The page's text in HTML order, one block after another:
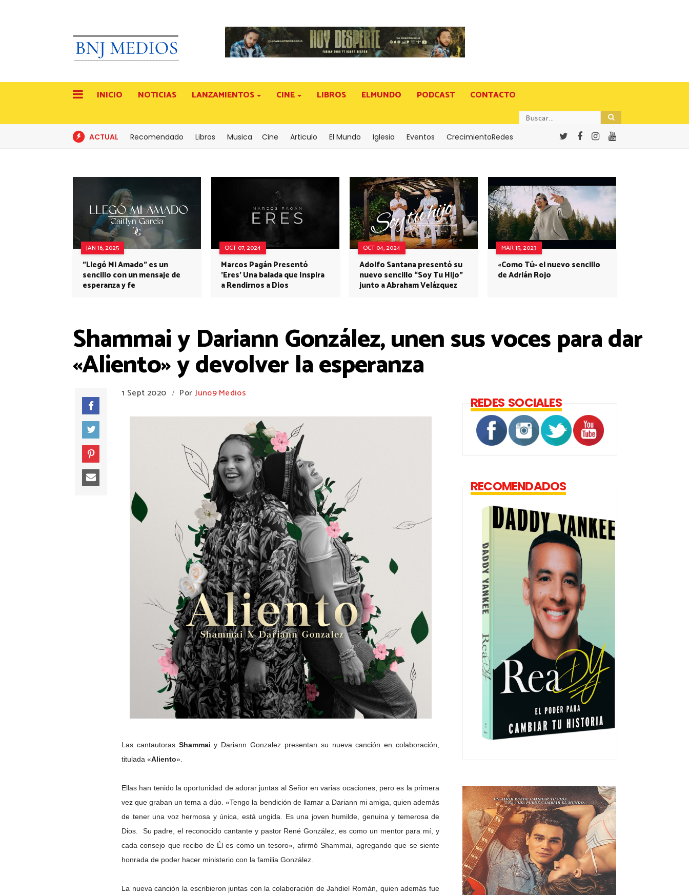
INICIO NOTICIAS LANZAMIENTOS CINE LIBROS ELMUNDO PODCAST CONTACTO
ACTUAL Recomendado Libros Musica Cine Articulo El Mundo Iglesia Eventos CrecimientoRedes
JAN 16, 2025
"Llegó Mi Amado" es un
sencillo con un mensaje de
esperanza y fe
OCT 07, 2024
Marcos Pagán Presentó
'Eres' Una balada que Inspira
a Rendirnos a Dios
OCT 04, 2024
Adolfo Santana presentó su
nuevo sencillo “Soy Tu Hijo”
junto a Abraham Velázquez
MAR 15, 2023
«Como Tú» el nuevo sencillo
de Adrián Rojo
Shammai y Dariann González, unen sus voces para dar
«Aliento» y devolver la esperanza
1 Sept 2020 / Por Juno9 Medios
Las cantautoras Shammai y Dariann Gonzalez presentan su nueva canción en colaboración,
titulada «Aliento».
Ellas han tenido la oportunidad de adorar juntas al Señor en varias ocaciones, pero es la primera
vez que graban un tema a dúo. «Tengo la bendición de llamar a Dariann mi amiga, quien además
de tener una voz hermosa y única, está ungida. Es una joven humilde, genuina y temerosa de
Dios.
Su padre, el reconocido cantante y pastor René González, es como un mentor para mí, y
cada consejo que recibo de Él es como un tesoro», afirmó Shammai, agregando que se siente
honrada de poder hacer ministerio con la familia González.
La nueva canción la escribieron juntas con la colaboración de Jahdiel Román, quien además fue
REDES SOCIALES
RECOMENDADOS